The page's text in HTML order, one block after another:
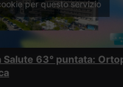
per questo servizio
Salute 63° puntata: